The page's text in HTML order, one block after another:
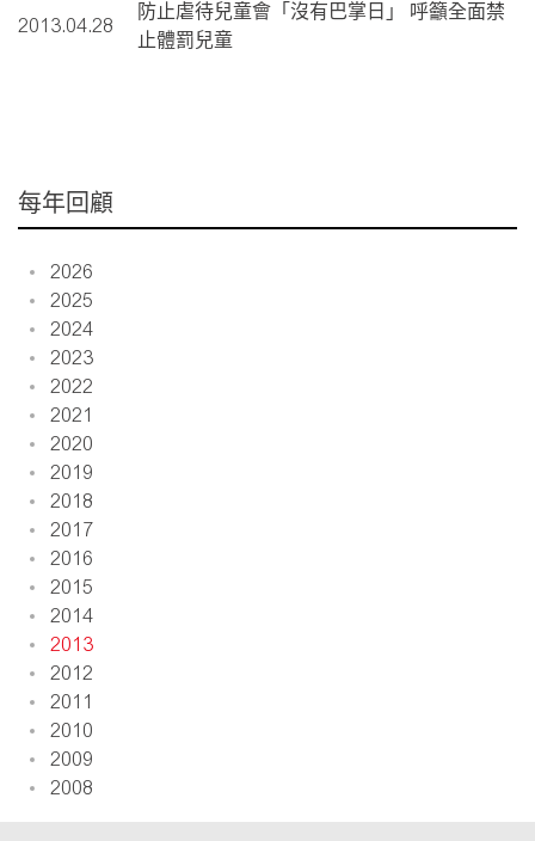
2013.04.28
防止虐待兒童會「沒有巴掌日」 呼籲全面禁
止體罰兒童
每年回顧
2026
2025
2024
2023
2022
2021
2020
2019
2018
2017
2016
2015
2014
2013
2012
2011
2010
2009
2008